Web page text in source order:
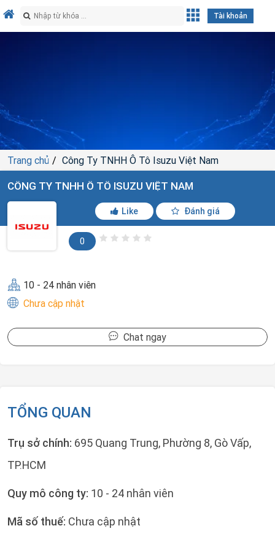
Tài khoản
Trang chủ Công Ty TNHH Ô Tô Isuzu Việt Nam
CÔNG TY TNHH Ô TÔ ISUZU VIỆT NAM
Like Đánh giá
0
10 - 24 nhân viên
Chưa cập nhật
Chat ngay
TỔNG QUAN
Trụ sở chính: 695 Quang Trung, Phường 8, Gò Vấp,
TP.HCM
Quy mô công ty: 10 - 24 nhân viên
Mã số thuế: Chưa cập nhật